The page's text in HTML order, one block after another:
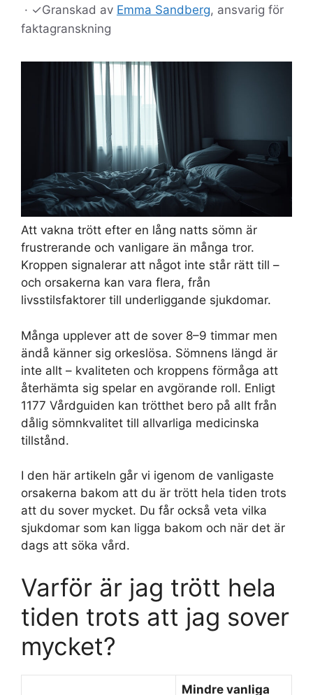
· ✓Granskad av Emma Sandberg, ansvarig för
faktagranskning
Att vakna trött efter en lång natts sömn är
frustrerande och vanligare än många tror.
Kroppen signalerar att något inte står rätt till –
och orsakerna kan vara flera, från
livsstilsfaktorer till underliggande sjukdomar.
Många upplever att de sover 8–9 timmar men
ändå känner sig orkeslösa. Sömnens längd är
inte allt – kvaliteten och kroppens förmåga att
återhämta sig spelar en avgörande roll. Enligt
1177 Vårdguiden kan trötthet bero på allt från
dålig sömnkvalitet till allvarliga medicinska
tillstånd.
I den här artikeln går vi igenom de vanligaste
orsakerna bakom att du är trött hela tiden trots
att du sover mycket. Du får också veta vilka
sjukdomar som kan ligga bakom och när det är
dags att söka vård.
Varför är jag trött hela
tiden trots att jag sover
mycket?
Mindre vanliga